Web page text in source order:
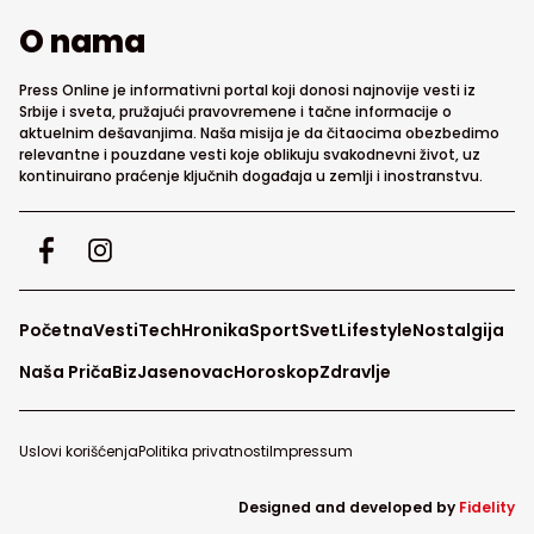
O nama
Press Online je informativni portal koji donosi najnovije vesti iz
Srbije i sveta, pružajući pravovremene i tačne informacije o
aktuelnim dešavanjima. Naša misija je da čitaocima obezbedimo
relevantne i pouzdane vesti koje oblikuju svakodnevni život, uz
kontinuirano praćenje ključnih događaja u zemlji i inostranstvu.
PočetnaVestiTechHronikaSportSvetLifestyleNostalgija
Naša PričaBizJasenovacHoroskopZdravlje
Uslovi korišćenjaPolitika privatnostiImpressum
Designed and developed by Fidelity